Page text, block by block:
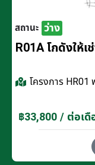
สถานะ ว่าง
R01A โกดังให้
โครงการ HR01
฿33,800 / ต่อเดื